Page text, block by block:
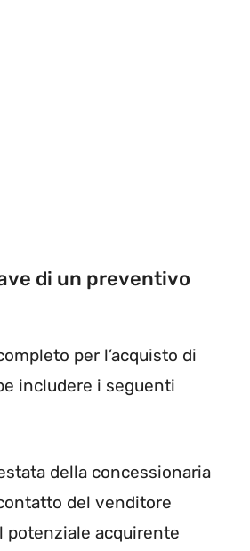
di un preventivo
per l’acquisto di
includere i seguenti
della concessionaria
del venditore
potenziale acquirente